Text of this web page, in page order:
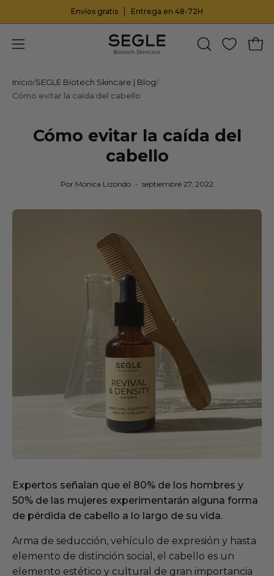
al
contenido
-20% en productos seleccionados y regalo
Envíos gratis Entrega en 48-72H
Abrir
de
navegación
ABRIR
Inicio/SEGLE Biotech Skincare | Blog/
Cómo evitar la caída del cabello
Cómo evitar la caída del
cabello
Por Monica Lizondo septiembre 27, 2022
Expertos señalan que el 80% de los hombres y
50% de las mujeres experimentarán alguna forma
de pérdida de cabello a lo largo de su vida.
Arma de seducción, vehículo de expresión y hasta
elemento de distinción social, el cabello es un
elemento estético y cultural de gran importancia